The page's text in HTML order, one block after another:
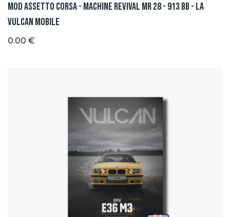
Mod Assetto Corsa - Machine Revival MR 28 - 913 BB - La
Vulcan Mobile
0.00 €